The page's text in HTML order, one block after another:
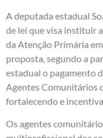
A deputada estadual
de lei que visa instituir
da Atenção Primária
proposta, segundo a
estadual o pagamento
Agentes Comunitários
fortalecendo e
Os agentes